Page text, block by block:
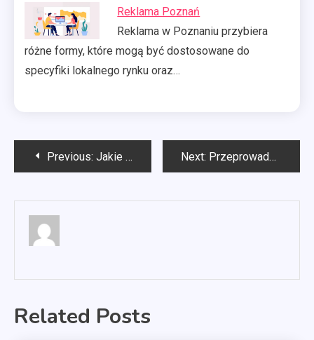
Reklama Poznań
Reklama w Poznaniu przybiera
różne formy, które mogą być dostosowane do
specyfiki lokalnego rynku oraz…
Nawigacja
Previous: Jakie są najlepsze kompresory? Next: Przeprowadzka Gdańsk
Related Posts